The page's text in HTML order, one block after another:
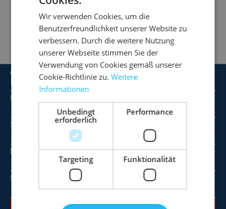
QUALITÄT SEIT 1920
GÜNSTIGE PREISE
SCHNELL GELIEFERT
Artikel
Dienstleistungen
Service
Informationen
Service-Hotline
Wir verwenden Cookies, um die
Benutzerfreundlichkeit unserer Website zu
verbessern. Durch die weitere Nutzung
unserer Webseite stimmen Sie der
Verwendung von Cookies gemäß unserer
Cookie-Richtlinie zu.Weitere
Informationen
Unbedingt
erforderlich
Performance
Targeting Funktionalität